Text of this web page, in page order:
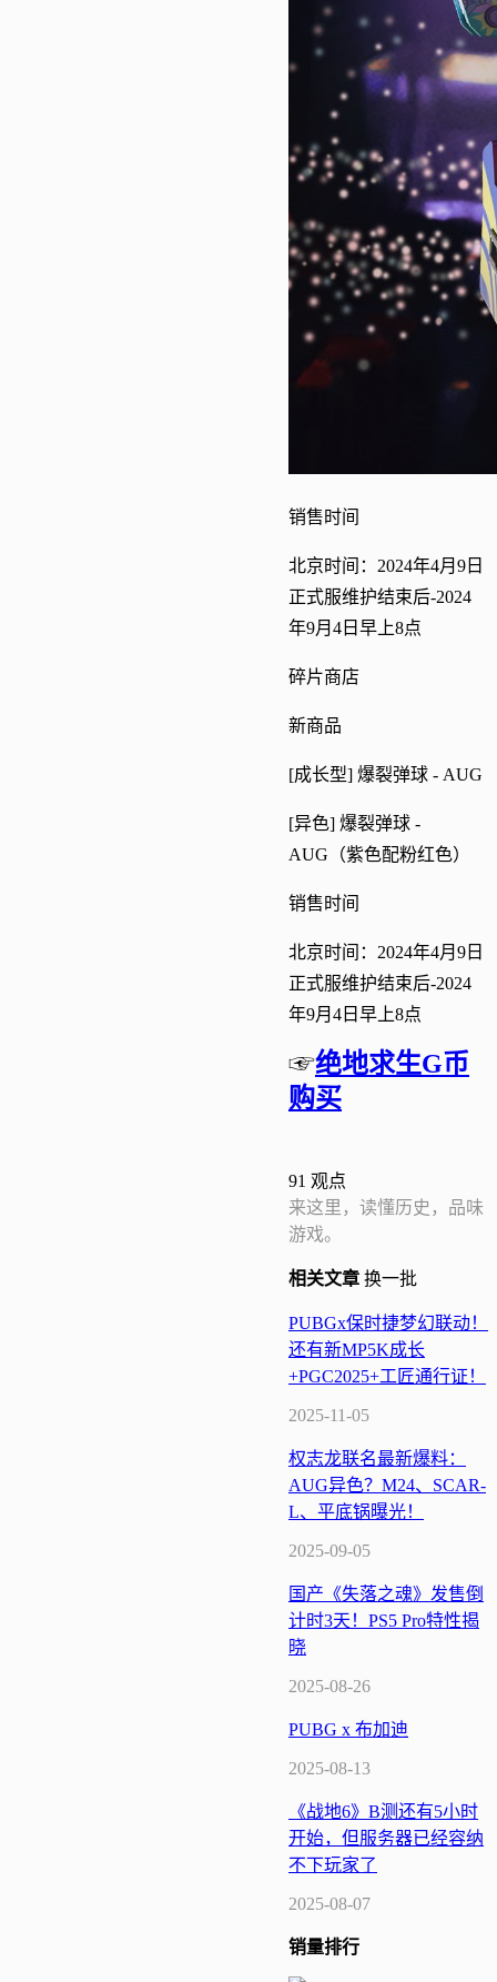
销售时间
北京时间：2024年4月9日
正式服维护结束后-2024
年9月4日早上8点
碎片商店
新商品
[成长型] 爆裂弹球 - AUG
[异色] 爆裂弹球 -
AUG（紫色配粉红色）
销售时间
北京时间：2024年4月9日
正式服维护结束后-2024
年9月4日早上8点
☞绝地求生G币
购买
91 观点
来这里，读懂历史，品味
游戏。
相关文章 换一批
PUBGx保时捷梦幻联动！
还有新MP5K成长
+PGC2025+工匠通行证！
2025-11-05
权志龙联名最新爆料：
AUG异色？M24、SCAR-
L、平底锅曝光！
2025-09-05
国产《失落之魂》发售倒
计时3天！PS5 Pro特性揭
晓
2025-08-26
PUBG x 布加迪
2025-08-13
《战地6》B测还有5小时
开始，但服务器已经容纳
不下玩家了
2025-08-07
销量排行